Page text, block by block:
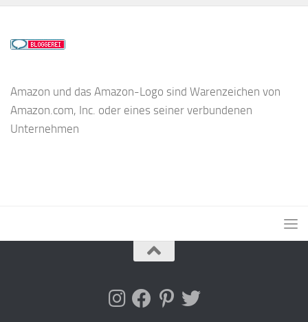
Amazon und das Amazon-Logo sind Warenzeichen von
Amazon.com, Inc. oder eines seiner verbundenen
Unternehmen